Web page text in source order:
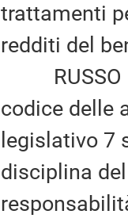
trattamenti
redditi del
RUSSO e
codice delle
legislativo 7
disciplina